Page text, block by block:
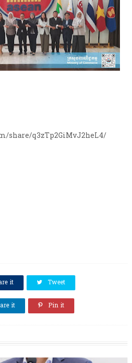
share/q3zTp2GiMvJ2heL4/
it Tweet
it Pin it